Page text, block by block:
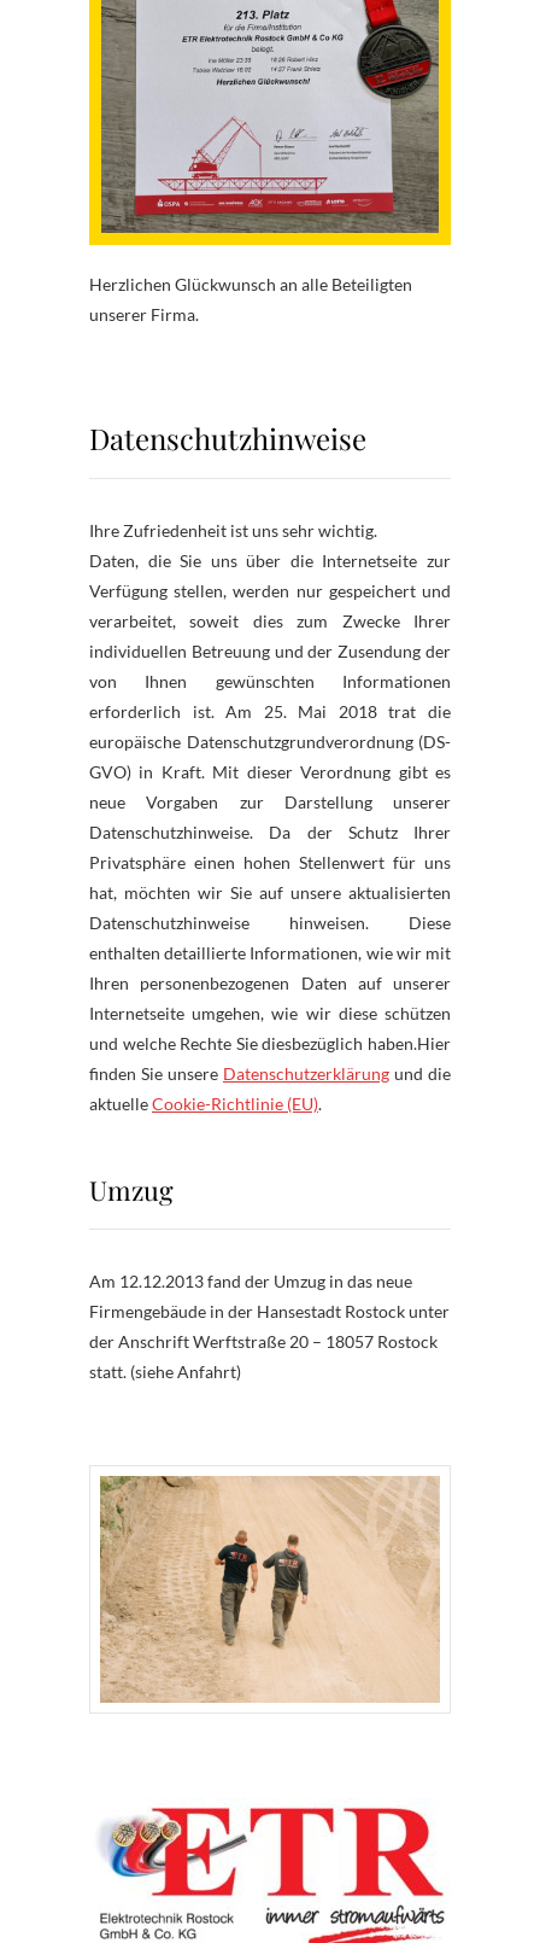
Herzlichen Glückwunsch an alle Beteiligten
unserer Firma.
Datenschutzhinweise
Ihre Zufriedenheit ist uns sehr wichtig.
Daten, die Sie uns über die Internetseite zur
Verfügung stellen, werden nur gespeichert und
verarbeitet, soweit dies zum Zwecke Ihrer
individuellen Betreuung und der Zusendung der
von Ihnen gewünschten Informationen
erforderlich ist. Am 25. Mai 2018 trat die
europäische Datenschutzgrundverordnung (DS-
GVO) in Kraft. Mit dieser Verordnung gibt es
neue Vorgaben zur Darstellung unserer
Datenschutzhinweise. Da der Schutz Ihrer
Privatsphäre einen hohen Stellenwert für uns
hat, möchten wir Sie auf unsere aktualisierten
Datenschutzhinweise hinweisen. Diese
enthalten detaillierte Informationen, wie wir mit
Ihren personenbezogenen Daten auf unserer
Internetseite umgehen, wie wir diese schützen
und welche Rechte Sie diesbezüglich haben.Hier
finden Sie unsere Datenschutzerklärung und die
aktuelleCookie-Richtlinie (EU).
Umzug
Am 12.12.2013 fand der Umzug in das neue
Firmengebäude in der Hansestadt Rostock unter
der Anschrift Werftstraße 20 – 18057 Rostock
statt. (siehe Anfahrt)